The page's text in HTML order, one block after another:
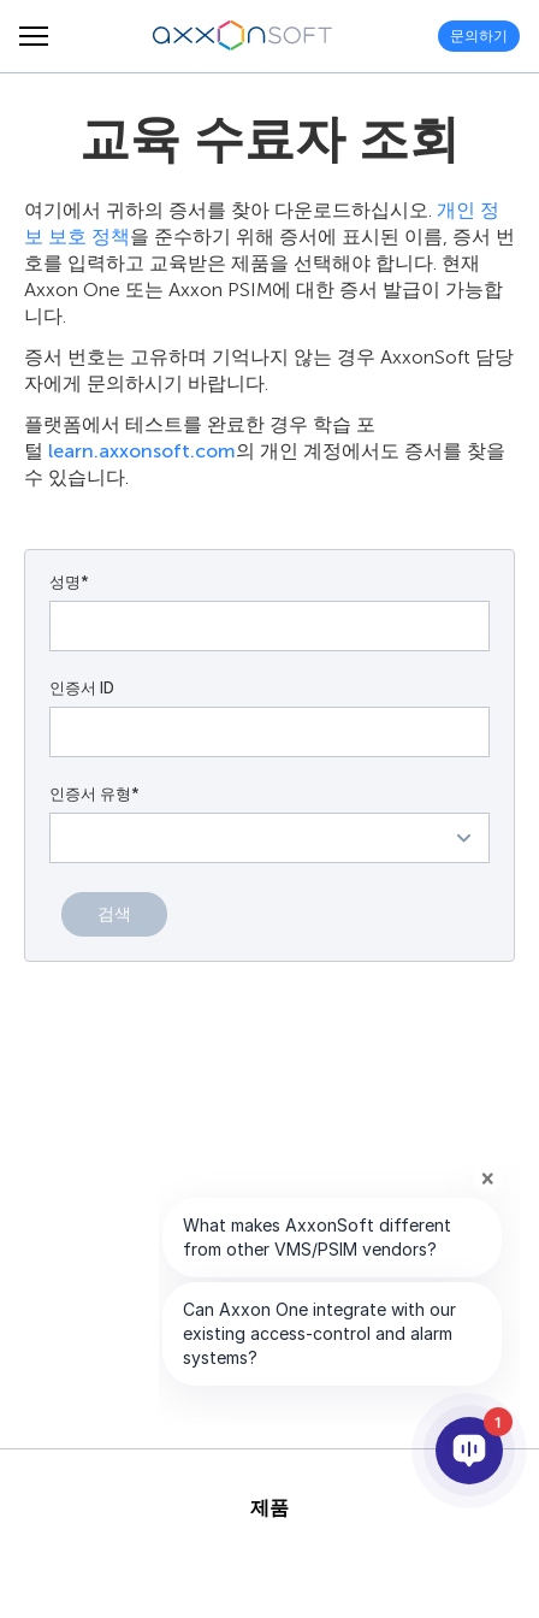
문의하기
교육 수료자 조회
여기에서 귀하의 증서를 찾아 다운로드하십시오. 개인 정
보 보호 정책을 준수하기 위해 증서에 표시된 이름, 증서 번
호를 입력하고 교육받은 제품을 선택해야 합니다. 현재
Axxon One 또는 Axxon PSIM에 대한 증서 발급이 가능합
니다.
증서 번호는 고유하며 기억나지 않는 경우 AxxonSoft 담당
자에게 문의하시기 바랍니다.
플랫폼에서 테스트를 완료한 경우 학습 포
털 learn.axxonsoft.com의 개인 계정에서도 증서를 찾을
수 있습니다.
성명*
인증서 ID
인증서 유형*
검색
제품
1